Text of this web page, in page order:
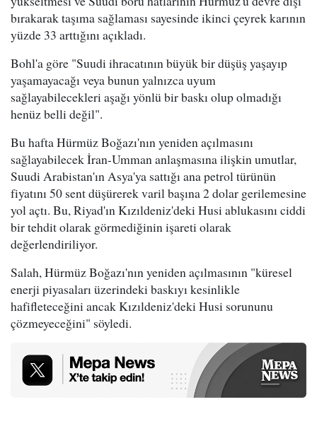
bırakarak taşıma sağlaması sayesinde ikinci çeyrek karının
yüzde 33 arttığını açıkladı.
Bohl'a göre "Suudi ihracatının büyük bir düşüş yaşayıp
yaşamayacağı veya bunun yalnızca uyum
sağlayabilecekleri aşağı yönlü bir baskı olup olmadığı
henüz belli değil".
Bu hafta Hürmüz Boğazı'nın yeniden açılmasını
sağlayabilecek İran-Umman anlaşmasına ilişkin umutlar,
Suudi Arabistan'ın Asya'ya sattığı ana petrol türünün
fiyatını 50 sent düşürerek varil başına 2 dolar gerilemesine
yol açtı. Bu, Riyad'ın Kızıldeniz'deki Husi ablukasını ciddi
bir tehdit olarak görmediğinin işareti olarak
değerlendiriliyor.
Salah, Hürmüz Boğazı'nın yeniden açılmasının "küresel
enerji piyasaları üzerindeki baskıyı kesinlikle
hafifleteceğini ancak Kızıldeniz'deki Husi sorununu
çözmeyeceğini" söyledi.